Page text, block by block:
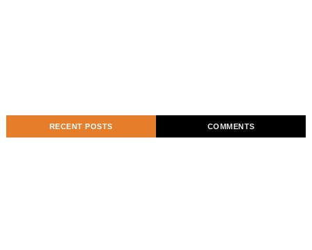
RECENT POSTS COMMENTS